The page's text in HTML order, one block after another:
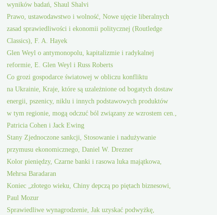
wyników badań, Shaul Shalvi
Prawo, ustawodawstwo i wolność, Nowe ujęcie liberalnych
zasad sprawiedliwości i ekonomii politycznej (Routledge
Classics), F. A. Hayek
Glen Weyl o antymonopolu, kapitalizmie i radykalnej
reformie, E. Glen Weyl i Russ Roberts
Co grozi gospodarce światowej w obliczu konfliktu
na Ukrainie, Kraje, które są uzależnione od bogatych dostaw
energii, pszenicy, niklu i innych podstawowych produktów
w tym regionie, mogą odczuć ból związany ze wzrostem cen.,
Patricia Cohen i Jack Ewing
Stany Zjednoczone sankcji, Stosowanie i nadużywanie
przymusu ekonomicznego, Daniel W. Drezner
Kolor pieniędzy, Czarne banki i rasowa luka majątkowa,
Mehrsa Baradaran
Koniec „złotego wieku, Chiny depczą po piętach biznesowi,
Paul Mozur
Sprawiedliwe wynagrodzenie, Jak uzyskać podwyżkę,